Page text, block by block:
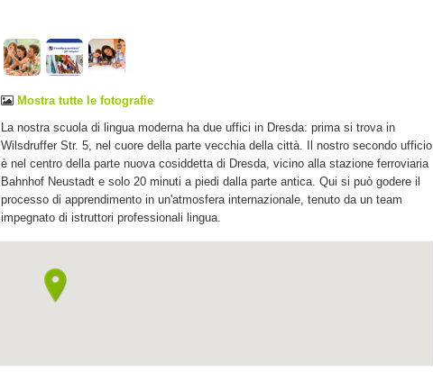
Mostra tutte le fotografie
La nostra scuola di lingua moderna ha due uffici in Dresda: prima si trova in
Wilsdruffer Str. 5, nel cuore della parte vecchia della città. Il nostro secondo ufficio
è nel centro della parte nuova cosiddetta di Dresda, vicino alla stazione ferroviaria
Bahnhof Neustadt e solo 20 minuti a piedi dalla parte antica. Qui si può godere il
processo di apprendimento in un'atmosfera internazionale, tenuto da un team
impegnato di istruttori professionali lingua.